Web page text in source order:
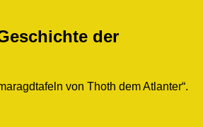
Geschichte
der
der
von Thoth dem Atlanter“.